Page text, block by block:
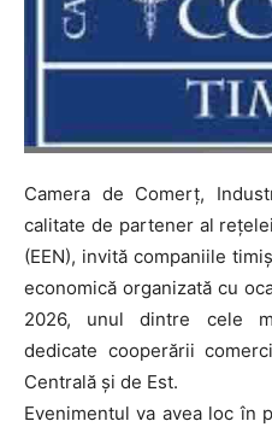
Camera de Comerț,
calitate de partener al
(EEN), invită companiile
economică organizată cu
2026, unul dintre cele
dedicate cooperării
Centrală și de Est.
Evenimentul va avea loc în